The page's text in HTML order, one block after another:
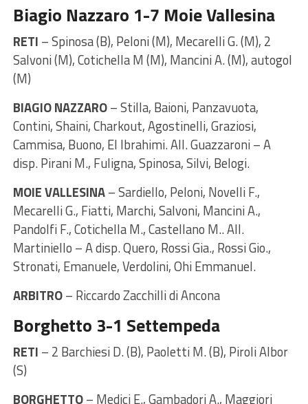
Biagio Nazzaro 1-7 Moie Vallesina
RETI – Spinosa (B), Peloni (M), Mecarelli G. (M), 2
Salvoni (M), Cotichella M (M), Mancini A. (M), autogol
(M)
BIAGIO NAZZARO– Stilla, Baioni, Panzavuota,
Contini, Shaini, Charkout, Agostinelli, Graziosi,
Cammisa, Buono, El Ibrahimi. All. Guazzaroni – A
disp. Pirani M., Fuligna, Spinosa, Silvi, Belogi.
MOIE VALLESINA– Sardiello, Peloni, Novelli F.,
Mecarelli G., Fiatti, Marchi, Salvoni, Mancini A.,
Pandolfi F., Cotichella M., Castellano M.. All.
Martiniello – A disp. Quero, Rossi Gia., Rossi Gio.,
Stronati, Emanuele, Verdolini, Ohi Emmanuel.
ARBITRO– Riccardo Zacchilli di Ancona
Borghetto 3-1 Settempeda
RETI – 2 Barchiesi D. (B), Paoletti M. (B), Piroli Albor
(S)
BORGHETTO– Medici E., Gambadori A., Maggiori